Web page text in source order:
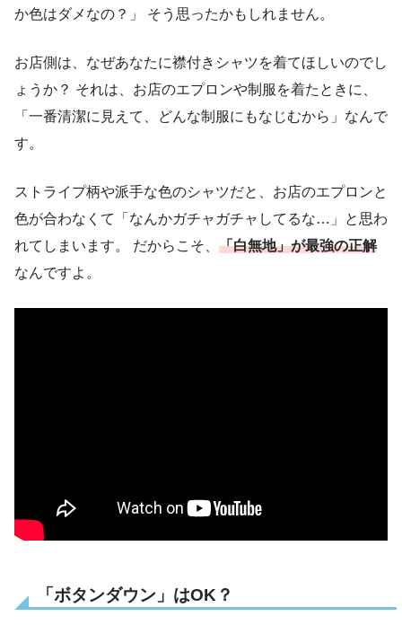
か色はダメなの？」 そう思ったかもしれません。
お店側は、なぜあなたに襟付きシャツを着てほしいのでし
ょうか？ それは、お店のエプロンや制服を着たときに、
「一番清潔に見えて、どんな制服にもなじむから」なんで
す。
ストライプ柄や派手な色のシャツだと、お店のエプロンと
色が合わなくて「なんかガチャガチャしてるな…」と思わ
れてしまいます。 だからこそ、 「白無地」が最強の正解
なんですよ。
「ボタンダウン」はOK？